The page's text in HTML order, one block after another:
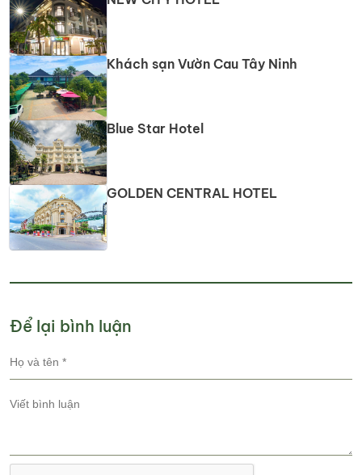
Khách sạn Vườn Cau Tây Ninh
Blue Star Hotel
GOLDEN CENTRAL HOTEL
Để lại bình luận